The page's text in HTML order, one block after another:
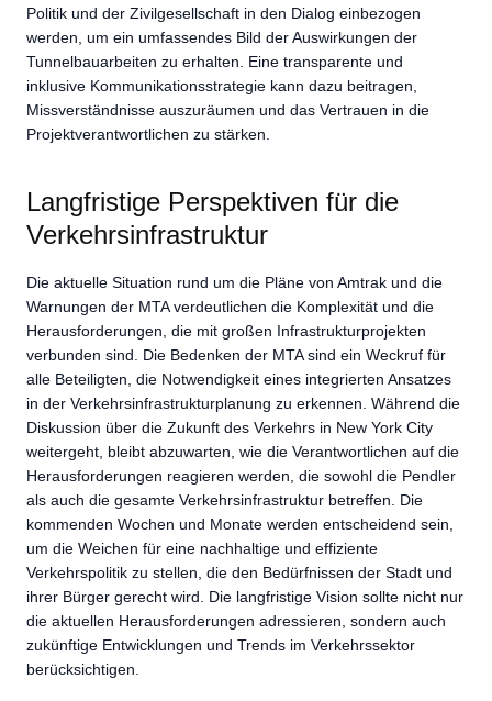
Politik und der Zivilgesellschaft in den Dialog einbezogen
werden, um ein umfassendes Bild der Auswirkungen der
Tunnelbauarbeiten zu erhalten. Eine transparente und
inklusive Kommunikationsstrategie kann dazu beitragen,
Missverständnisse auszuräumen und das Vertrauen in die
Projektverantwortlichen zu stärken.
Langfristige Perspektiven für die
Verkehrsinfrastruktur
Die aktuelle Situation rund um die Pläne von Amtrak und die
Warnungen der MTA verdeutlichen die Komplexität und die
Herausforderungen, die mit großen Infrastrukturprojekten
verbunden sind. Die Bedenken der MTA sind ein Weckruf für
alle Beteiligten, die Notwendigkeit eines integrierten Ansatzes
in der Verkehrsinfrastrukturplanung zu erkennen. Während die
Diskussion über die Zukunft des Verkehrs in New York City
weitergeht, bleibt abzuwarten, wie die Verantwortlichen auf die
Herausforderungen reagieren werden, die sowohl die Pendler
als auch die gesamte Verkehrsinfrastruktur betreffen. Die
kommenden Wochen und Monate werden entscheidend sein,
um die Weichen für eine nachhaltige und effiziente
Verkehrspolitik zu stellen, die den Bedürfnissen der Stadt und
ihrer Bürger gerecht wird. Die langfristige Vision sollte nicht nur
die aktuellen Herausforderungen adressieren, sondern auch
zukünftige Entwicklungen und Trends im Verkehrssektor
berücksichtigen.